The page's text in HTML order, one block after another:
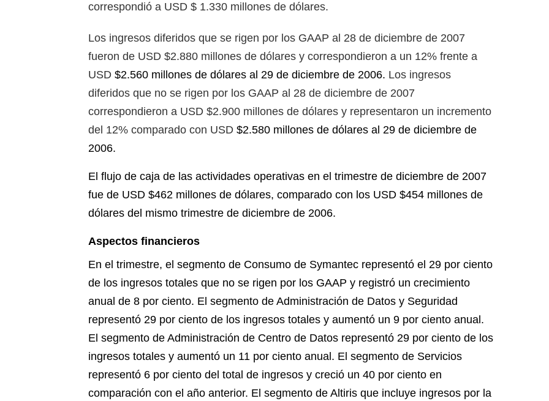
correspondió a USD $ 1.330 millones de dólares.
Los ingresos diferidos que se rigen por los GAAP al 28 de diciembre de 2007
fueron de USD $2.880 millones de dólares y correspondieron a un 12% frente a
USD $2.560 millones de dólares al 29 de diciembre de 2006. Los ingresos
diferidos que no se rigen por los GAAP al 28 de diciembre de 2007
correspondieron a USD $2.900 millones de dólares y representaron un incremento
del 12% comparado con USD $2.580 millones de dólares al 29 de diciembre de
2006.
El flujo de caja de las actividades operativas en el trimestre de diciembre de 2007
fue de USD $462 millones de dólares, comparado con los USD $454 millones de
dólares del mismo trimestre de diciembre de 2006.
Aspectos financieros
En el trimestre, el segmento de Consumo de Symantec representó el 29 por ciento
de los ingresos totales que no se rigen por los GAAP y registró un crecimiento
anual de 8 por ciento. El segmento de Administración de Datos y Seguridad
representó 29 por ciento de los ingresos totales y aumentó un 9 por ciento anual.
El segmento de Administración de Centro de Datos representó 29 por ciento de los
ingresos totales y aumentó un 11 por ciento anual. El segmento de Servicios
representó 6 por ciento del total de ingresos y creció un 40 por ciento en
comparación con el año anterior. El segmento de Altiris que incluye ingresos por la